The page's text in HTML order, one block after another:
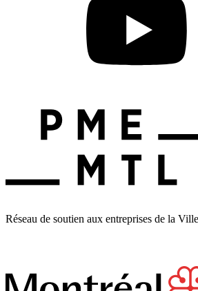
Réseau de soutien aux entreprises de la